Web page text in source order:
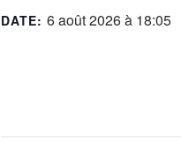
DATE:6 août 2026 à 18:05